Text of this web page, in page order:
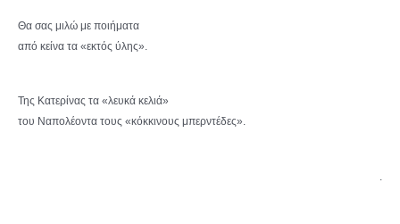
Θα σας μιλώ με ποιήματα
από κείνα τα «εκτός ύλης».
Της Κατερίνας τα «λευκά κελιά»
του Ναπολέοντα τους «κόκκινους μπερντέδες».
.